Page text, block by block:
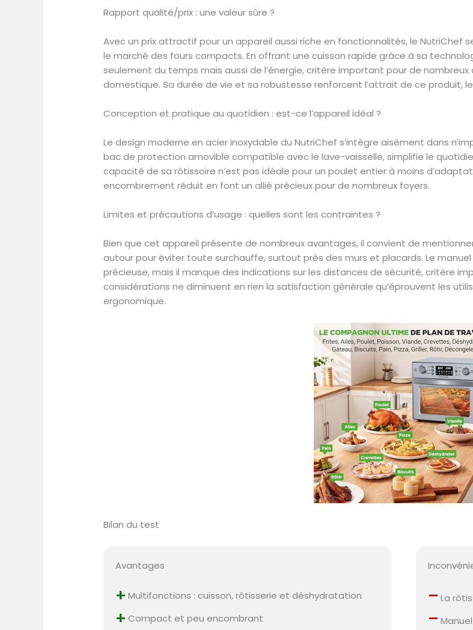
Rapport qualité/prix : une valeur sûre ?
Avec un prix attractif pour un appareil aussi riche en fonctionnalités, le NutriChef
le marché des fours compacts. En offrant une cuisson rapide grâce à sa
seulement du temps mais aussi de l’énergie, critère important pour de
domestique. Sa durée de vie et sa robustesse renforcent l’attrait de ce produit,
Conception et pratique au quotidien : est-ce l’appareil idéal ?
Le design moderne en acier inoxydable du NutriChef s’intègre aisément dans
bac de protection amovible compatible avec le lave-vaisselle, simplifie le
capacité de sa rôtissoire n’est pas idéale pour un poulet entier à moins
encombrement réduit en font un allié précieux pour de nombreux foyers.
Limites et précautions d’usage : quelles sont les contraintes ?
Bien que cet appareil présente de nombreux avantages, il convient de
autour pour éviter toute surchauffe, surtout près des murs et placards. Le
précieuse, mais il manque des indications sur les distances de sécurité, critère
considérations ne diminuent en rien la satisfaction générale qu’éprouvent les
ergonomique.
Bilan du test
Avantages
+ Multifonctions : cuisson, rôtisserie et déshydratation
+ Compact et peu encombrant
– La
–